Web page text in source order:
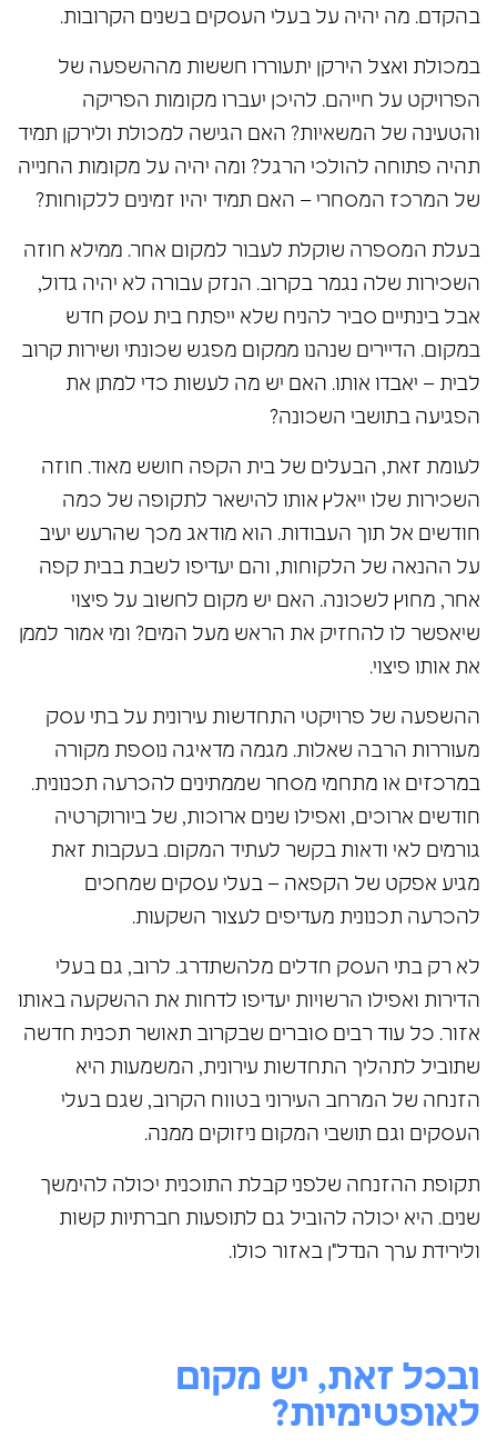
בהקדם. מה יהיה על בעלי העסקים בשנים הקרובות.
במכולת ואצל הירקן יתעוררו חששות מההשפעה של
הפרויקט על חייהם. להיכן יעברו מקומות הפריקה
והטעינה של המשאיות? האם הגישה למכולת ולירקן תמיד
תהיה פתוחה להולכי הרגל? ומה יהיה על מקומות החנייה
של המרכז המסחרי – האם תמיד יהיו זמינים ללקוחות?
בעלת המספרה שוקלת לעבור למקום אחר. ממילא חוזה
השכירות שלה נגמר בקרוב. הנזק עבורה לא יהיה גדול,
אבל בינתיים סביר להניח שלא ייפתח בית עסק חדש
במקום. הדיירים שנהנו ממקום מפגש שכונתי ושירות קרוב
לבית – יאבדו אותו. האם יש מה לעשות כדי למתן את
הפגיעה בתושבי השכונה?
לעומת זאת, הבעלים של בית הקפה חושש מאוד. חוזה
השכירות שלו ייאלץ אותו להישאר לתקופה של כמה
חודשים אל תוך העבודות. הוא מודאג מכך שהרעש יעיב
על ההנאה של הלקוחות, והם יעדיפו לשבת בבית קפה
אחר, מחוץ לשכונה. האם יש מקום לחשוב על פיצוי
שיאפשר לו להחזיק את הראש מעל המים? ומי אמור לממן
את אותו פיצוי.
ההשפעה של פרויקטי התחדשות עירונית על בתי עסק
מעוררות הרבה שאלות. מגמה מדאיגה נוספת מקורה
במרכזים או מתחמי מסחר שממתינים להכרעה תכנונית.
חודשים ארוכים, ואפילו שנים ארוכות, של ביורוקרטיה
גורמים לאי ודאות בקשר לעתיד המקום. בעקבות זאת
מגיע אפקט של הקפאה – בעלי עסקים שמחכים
להכרעה תכנונית מעדיפים לעצור השקעות.
לא רק בתי העסק חדלים מלהשתדרג. לרוב, גם בעלי
הדירות ואפילו הרשויות יעדיפו לדחות את ההשקעה באותו
אזור. כל עוד רבים סוברים שבקרוב תאושר תכנית חדשה
שתוביל לתהליך התחדשות עירונית, המשמעות היא
הזנחה של המרחב העירוני בטווח הקרוב, שגם בעלי
העסקים וגם תושבי המקום ניזוקים ממנה.
תקופת ההזנחה שלפני קבלת התוכנית יכולה להימשך
שנים. היא יכולה להוביל גם לתופעות חברתיות קשות
ולירידת ערך הנדל"ן באזור כולו.
ובכל זאת, יש מקום
לאופטימיות?